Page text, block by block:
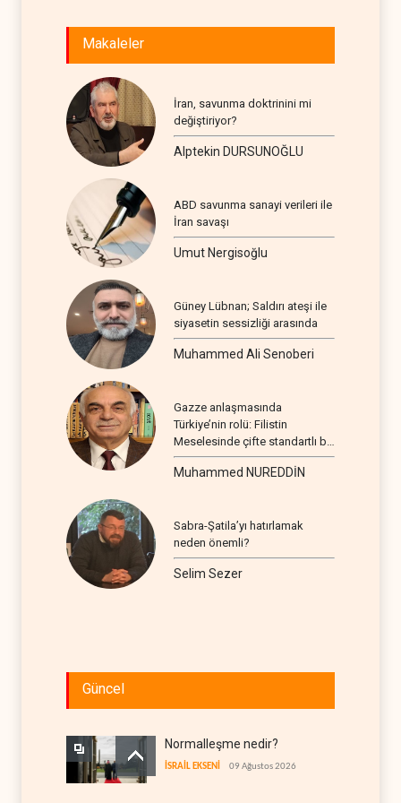
Makaleler
İran, savunma doktrinini mi
değiştiriyor?
Alptekin DURSUNOĞLU
ABD savunma sanayi verileri ile
İran savaşı
Umut Nergisoğlu
Güney Lübnan; Saldırı ateşi ile
siyasetin sessizliği arasında
Muhammed Ali Senoberi
Gazze anlaşmasında
Türkiye’nin rolü: Filistin
Meselesinde çifte standartlı bir
seyir
Muhammed NUREDDİN
Sabra-Şatila’yı hatırlamak
neden önemli?
Selim Sezer
Güncel
Normalleşme nedir?
İSRAİL EKSENİ 09 Ağustos 2026